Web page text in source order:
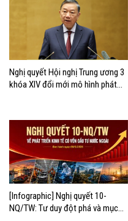
Nghị quyết Hội nghị Trung ương 3
khóa XIV đổi mới mô hình phát
[Infographic] Nghị quyết 10-
NQ/TW: Tư duy đột phá và mục